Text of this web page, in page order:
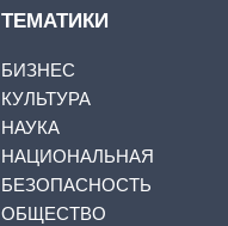
ТЕМАТИКИ
БИЗНЕС
КУЛЬТУРА
НАУКА
НАЦИОНАЛЬНАЯ
БЕЗОПАСНОСТЬ
ОБЩЕСТВО